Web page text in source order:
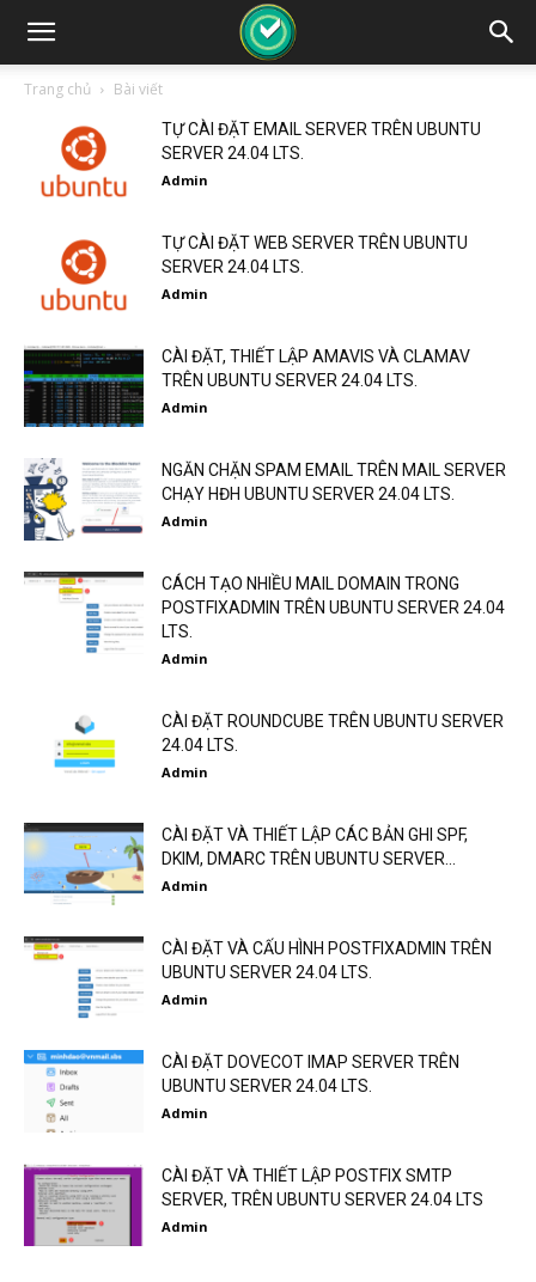
Trang chủ Bài viết
TỰ CÀI ĐẶT EMAIL SERVER TRÊN UBUNTU
SERVER 24.04 LTS.
Admin
TỰ CÀI ĐẶT WEB SERVER TRÊN UBUNTU
SERVER 24.04 LTS.
Admin
CÀI ĐẶT, THIẾT LẬP AMAVIS VÀ CLAMAV
TRÊN UBUNTU SERVER 24.04 LTS.
Admin
NGĂN CHẶN SPAM EMAIL TRÊN MAIL SERVER
CHẠY HĐH UBUNTU SERVER 24.04 LTS.
Admin
CÁCH TẠO NHIỀU MAIL DOMAIN TRONG
POSTFIXADMIN TRÊN UBUNTU SERVER 24.04
LTS.
Admin
CÀI ĐẶT ROUNDCUBE TRÊN UBUNTU SERVER
24.04 LTS.
Admin
CÀI ĐẶT VÀ THIẾT LẬP CÁC BẢN GHI SPF,
DKIM, DMARC TRÊN UBUNTU SERVER...
Admin
CÀI ĐẶT VÀ CẤU HÌNH POSTFIXADMIN TRÊN
UBUNTU SERVER 24.04 LTS.
Admin
CÀI ĐẶT DOVECOT IMAP SERVER TRÊN
UBUNTU SERVER 24.04 LTS.
Admin
CÀI ĐẶT VÀ THIẾT LẬP POSTFIX SMTP
SERVER, TRÊN UBUNTU SERVER 24.04 LTS
Admin